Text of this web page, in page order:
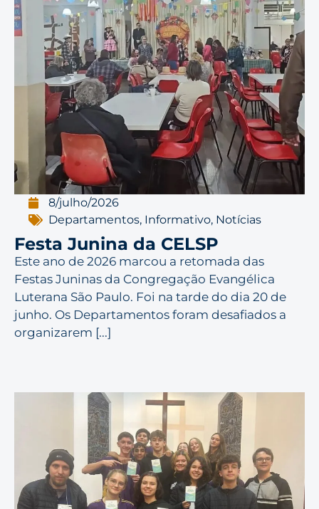
8/julho/2026
Departamentos, Informativo, Notícias
Festa Junina da CELSP
Este ano de 2026 marcou a retomada das
Festas Juninas da Congregação Evangélica
Luterana São Paulo. Foi na tarde do dia 20 de
junho. Os Departamentos foram desafiados a
organizarem [...]